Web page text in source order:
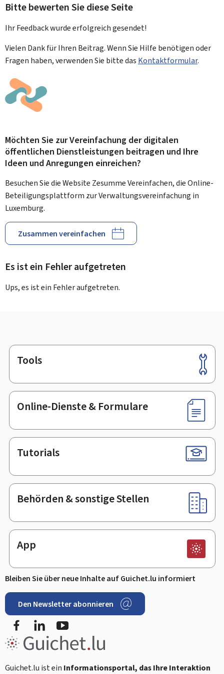
Bitte bewerten Sie diese Seite
Ihr Feedback wurdeerfolgreichgesendet!
Vielen Dank für Ihren Beitrag. Wenn Sie Hilfe benötigen oder
Fragen haben, verwenden Sie bitte das Kontaktformular.
Möchten Sie zur Vereinfachung der digitalen
öffentlichen Dienstleistungen beitragen und Ihre
Ideen und Anregungen einreichen?
Besuchen Sie die Website Zesumme Vereinfachen, die Online-
Beteiligungsplattform zur Verwaltungsvereinfachung in
Luxemburg.
Zusammen vereinfachen
Es ist ein Fehler aufgetreten
Ups, es ist ein Fehler aufgetreten.
Footer
Tools
Online-Dienste & Formulare
Tutorials
Behörden & sonstige Stellen
App
Bleiben Sie über neue Inhalte auf Guichet.lu informiert
Den Newsletter abonnieren
FacebookLinkedIn
Guichet.lu ist ein Informationsportal, das Ihre Interaktion